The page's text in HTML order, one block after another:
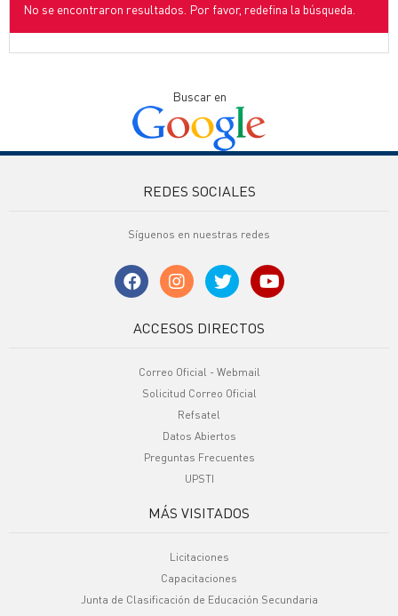
No se encontraron resultados. Por favor, redefina la búsqueda.
Buscar en
REDES SOCIALES
Síguenos en nuestras redes
ACCESOS DIRECTOS
Correo Oficial - Webmail
Solicitud Correo Oficial
Refsatel
Datos Abiertos
Preguntas Frecuentes
UPSTI
MÁS VISITADOS
Licitaciones
Capacitaciones
Junta de Clasificación de Educación Secundaria